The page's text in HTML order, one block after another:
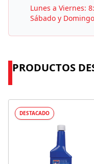
Lunes a Viernes:
Sábado y
PRODUCTOS
DESTACADO